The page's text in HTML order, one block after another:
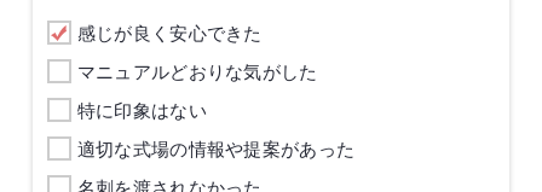
感じが良く安心できた
マニュアルどおりな気がした
特に印象はない
適切な式場の情報や提案があった
名刺を渡されなかった